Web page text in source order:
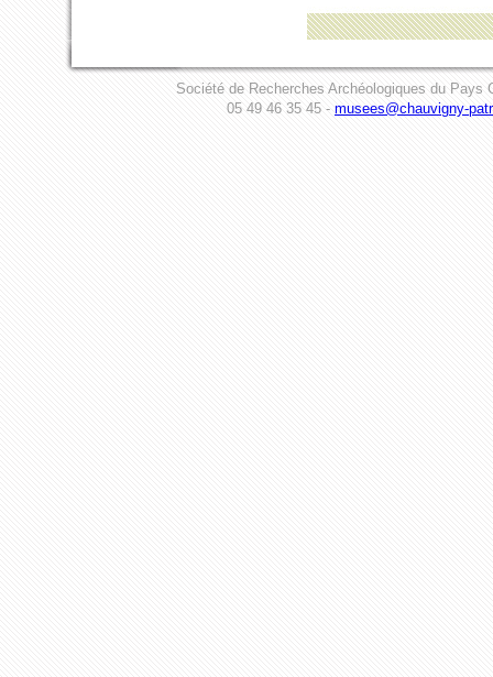
Société de Recherches Archéologiques du Pays
05 49 46 35 45 - musees@chauvigny-